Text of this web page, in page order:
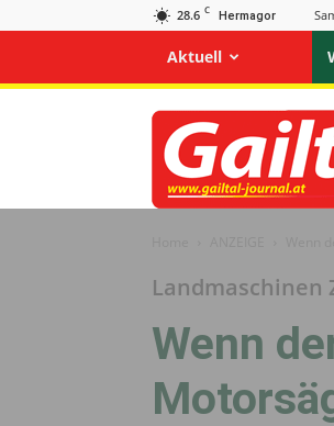
28.6 C Hermagor
Aktuell
Gailtal
Journal
Landmaschinen
Wenn